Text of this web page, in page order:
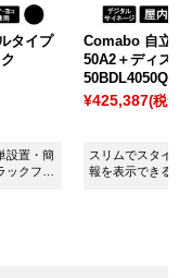
タイプ
設置・簡
ックフレ
Comabo 自立
50A2＋ディス
¥425,387(税
スリムでスタイ
報を表示できる